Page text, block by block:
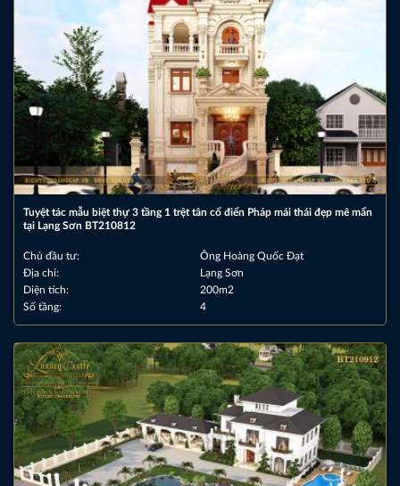
Tuyệt tác mẫu biệt thự 3 tầng 1 trệt tân cổ điển Pháp mái thái đẹp mê mẩn
tại Lạng Sơn BT210812
Chủ đầu tư:
Ông Hoàng Quốc Đạt
Địa chỉ:
Lạng Sơn
Diện tích:
200m2
Số tầng:
4